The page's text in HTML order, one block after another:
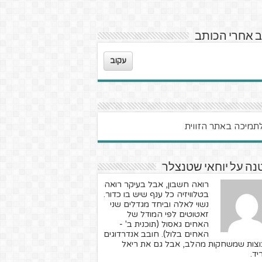
אחרי הכותב
עקוב
על יוחאי שטנצלר
רואה חשבון, אבל בעיקר רואה
בטלוויזיה כל ענף שיש בו כדור.
נשוי לאלה וביחד מגדלים שני
זאטוטים לפי המודל של
האחים גאסול (תוכנית ב' -
האחים בלול). חובב אנדרדוגים
שמשחקות מהלב, אבל גם את ריאל